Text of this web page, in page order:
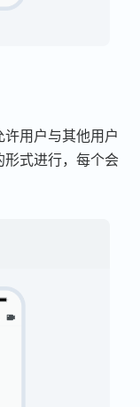
用户与其他用户
形式进行，每个会